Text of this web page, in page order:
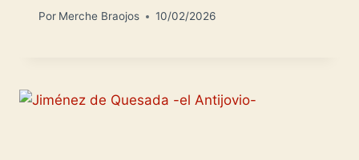
Por Merche Braojos 10/02/2026